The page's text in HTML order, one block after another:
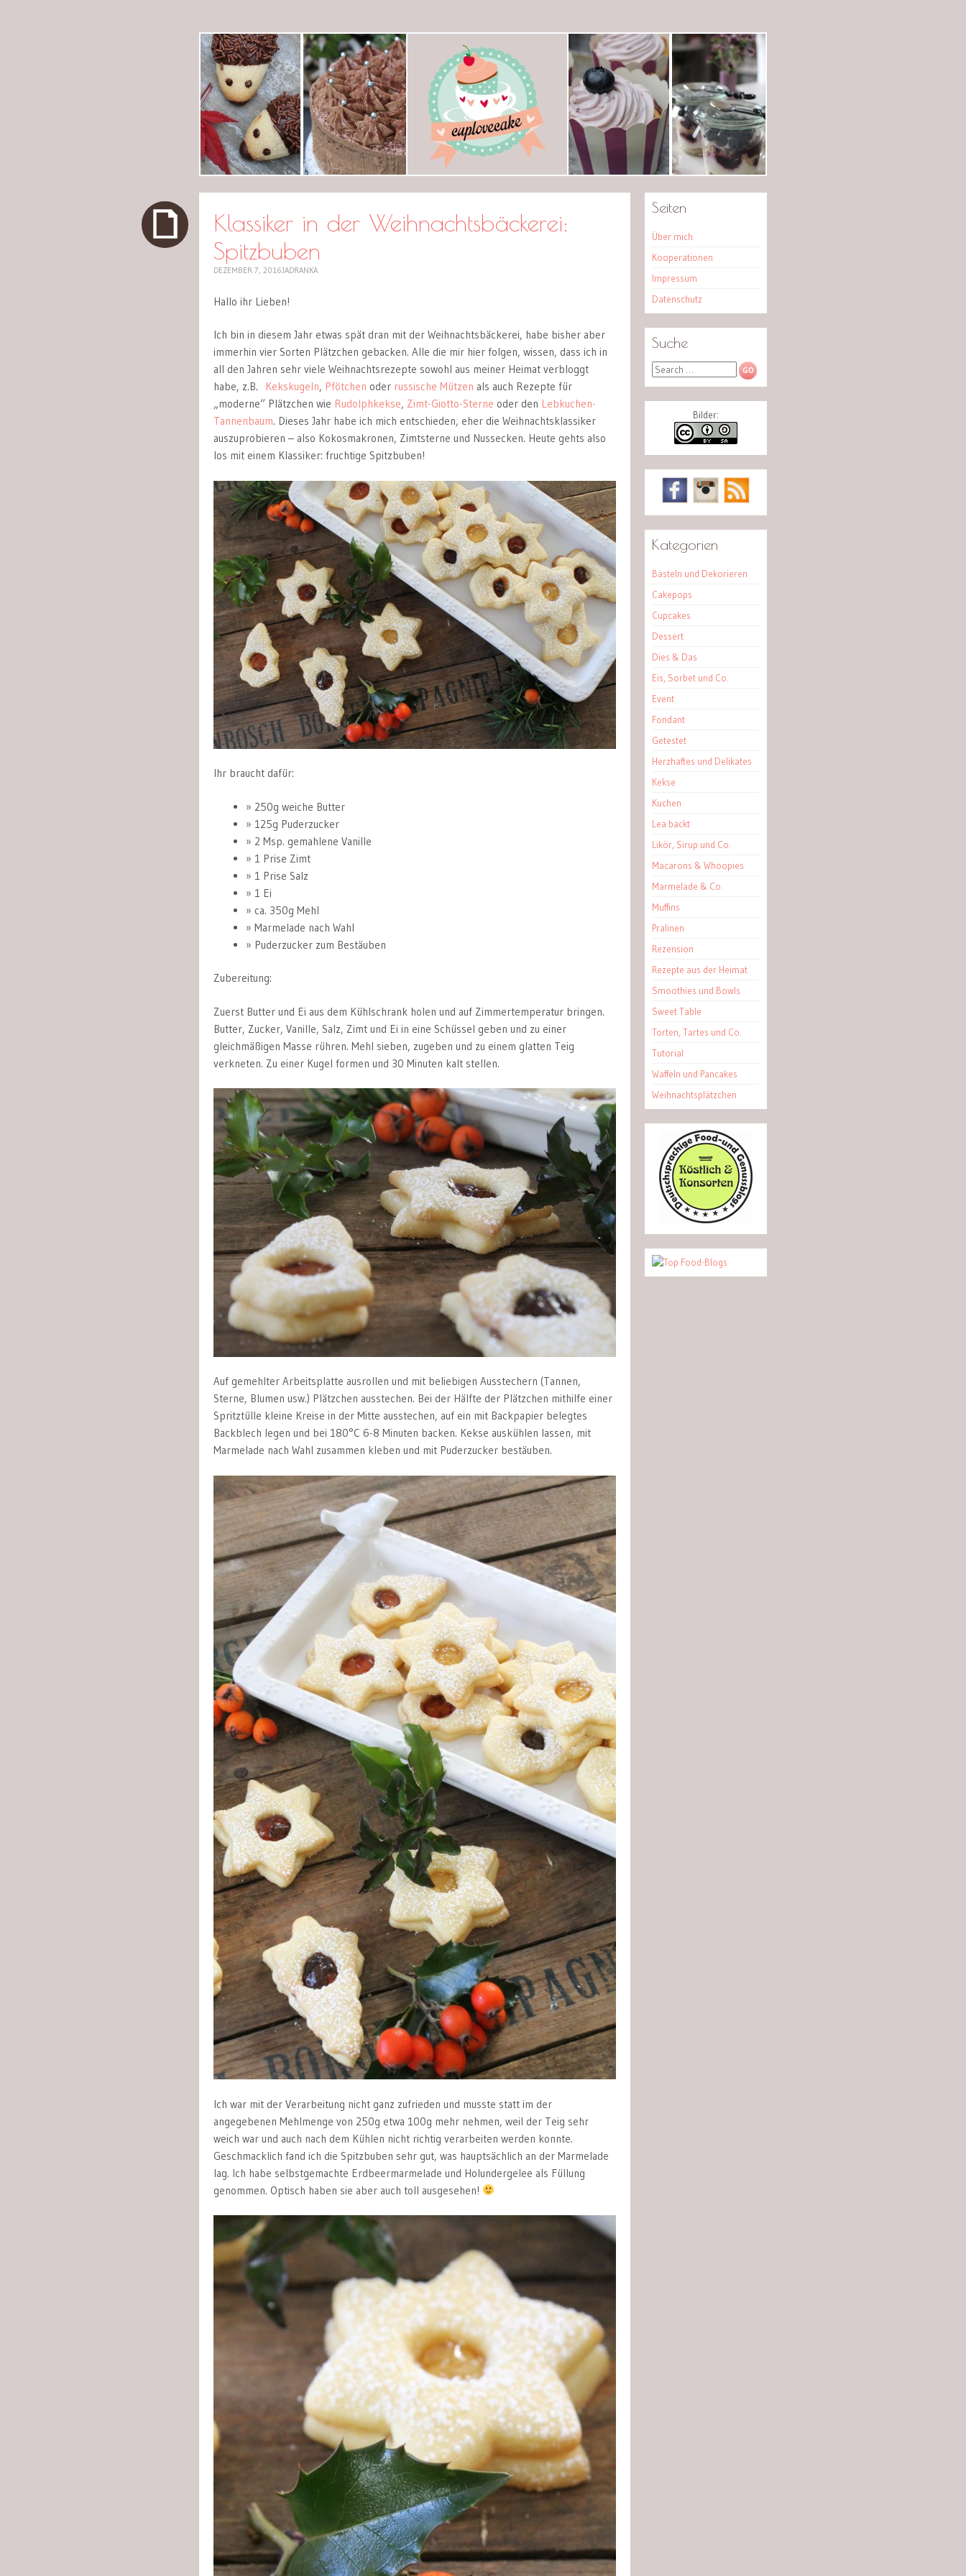
cuplovecake
Klassiker in der Weihnachtsbäckerei:
Spitzbuben
DEZEMBER 7, 2016JADRANKA
Hallo ihr Lieben!
Ich bin in diesem Jahr etwas spät dran mit der Weihnachtsbäckerei, habe bisher aber
immerhin vier Sorten Plätzchen gebacken. Alle die mir hier folgen, wissen, dass ich in
all den Jahren sehr viele Weihnachtsrezepte sowohl aus meiner Heimat verbloggt
habe, z.B.
Kekskugeln, Pfötchen oder russische Mützen als auch Rezepte für
„moderne“ Plätzchen wie Rudolphkekse, Zimt-Giotto-Sterne oder den Lebkuchen-
Tannenbaum. Dieses Jahr habe ich mich entschieden, eher die Weihnachtsklassiker
auszuprobieren – also Kokosmakronen, Zimtsterne und Nussecken. Heute gehts also
los mit einem Klassiker: fruchtige Spitzbuben!
Ihr braucht dafür:
250g weiche Butter
125g Puderzucker
2 Msp. gemahlene Vanille
1 Prise Zimt
1 Prise Salz
1 Ei
ca. 350g Mehl
Marmelade nach Wahl
Puderzucker zum Bestäuben
Zubereitung:
Zuerst Butter und Ei aus dem Kühlschrank holen und auf Zimmertemperatur bringen.
Butter, Zucker, Vanille, Salz, Zimt und Ei in eine Schüssel geben und zu einer
gleichmäßigen Masse rühren. Mehl sieben, zugeben und zu einem glatten Teig
verkneten. Zu einer Kugel formen und 30 Minuten kalt stellen.
Auf gemehlter Arbeitsplatte ausrollen und mit beliebigen Ausstechern (Tannen,
Sterne, Blumen usw.) Plätzchen ausstechen. Bei der Hälfte der Plätzchen mithilfe einer
Spritztülle kleine Kreise in der Mitte ausstechen, auf ein mit Backpapier belegtes
Backblech legen und bei 180°C 6-8 Minuten backen. Kekse auskühlen lassen, mit
Marmelade nach Wahl zusammen kleben und mit Puderzucker bestäuben.
Ich war mit der Verarbeitung nicht ganz zufrieden und musste statt im der
angegebenen Mehlmenge von 250g etwa 100g mehr nehmen, weil der Teig sehr
weich war und auch nach dem Kühlen nicht richtig verarbeiten werden konnte.
Geschmacklich fand ich die Spitzbuben sehr gut, was hauptsächlich an der Marmelade
lag. Ich habe selbstgemachte Erdbeermarmelade und Holundergelee als Füllung
genommen. Optisch haben sie aber auch toll ausgesehen!
Seiten
Über mich
Kooperationen
Impressum
Datenschutz
Suche
Search
Bilder:
Kategorien
Basteln und Dekorieren
Cakepops
Cupcakes
Dessert
Dies & Das
Eis, Sorbet und Co.
Event
Fondant
Getestet
Herzhaftes und Delikates
Kekse
Kuchen
Lea backt
Likör, Sirup und Co.
Macarons & Whoopies
Marmelade & Co.
Muffins
Pralinen
Rezension
Rezepte aus der Heimat
Smoothies und Bowls
Sweet Table
Torten, Tartes und Co.
Tutorial
Waffeln und Pancakes
Weihnachtsplätzchen